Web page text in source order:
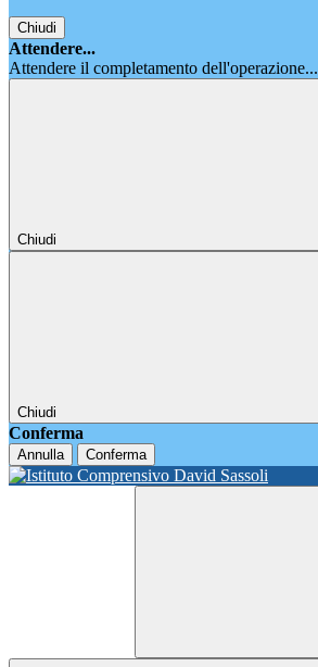
Chiudi
Attendere...
Attendere il completamento dell'operazione...
Chiudi
Chiudi
Conferma
Annulla Conferma